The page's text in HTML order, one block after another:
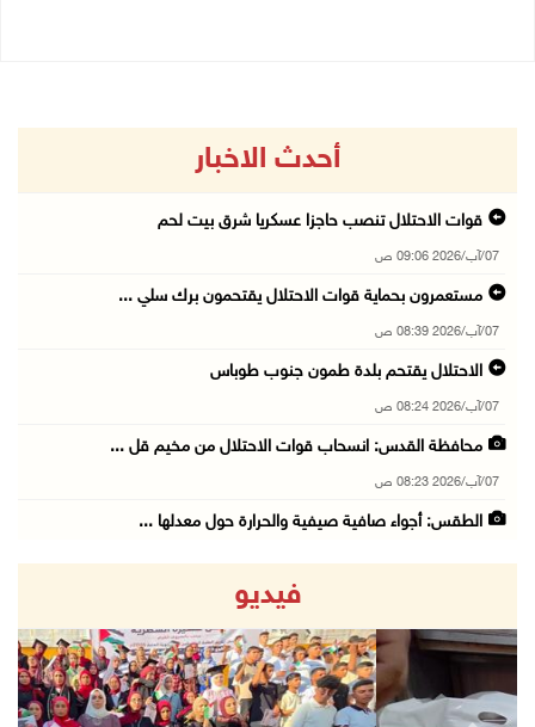
أحدث الاخبار
قوات الاحتلال تنصب حاجزا عسكريا شرق بيت لحم
07/آب/2026 09:06 ص
مستعمرون بحماية قوات الاحتلال يقتحمون برك سلي ...
07/آب/2026 08:39 ص
الاحتلال يقتحم بلدة طمون جنوب طوباس
07/آب/2026 08:24 ص
محافظة القدس: انسحاب قوات الاحتلال من مخيم قل ...
07/آب/2026 08:23 ص
الطقس: أجواء صافية صيفية والحرارة حول معدلها ...
تواصل انتهاكات الاحتلال والمستعمرين: اعتقالات ...
06/آب/2026 11:53 م
الاحتلال يخطر باقتلاع أشجار من 310 دونمات وال ...
06/آب/2026 11:14 م
فيديو